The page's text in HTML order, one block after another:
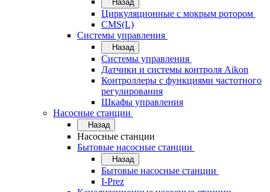
Назад
Циркуляционные с мокрым ротором
CMS(L)
Системы управления
Назад
Системы управления
Датчики и системы контроля Aikon
Контроллеры с функциями частотного
регулирования
Шкафы управления
Насосные станции
Назад
Насосные станции
Бытовые насосные станции
Назад
Бытовые насосные станции
I-Prez